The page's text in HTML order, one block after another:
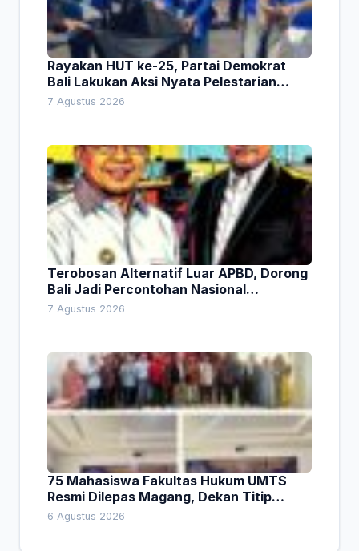
Rayakan HUT ke-25, Partai Demokrat
Bali Lakukan Aksi Nyata Pelestarian
Lingkungan
7 Agustus 2026
Terobosan Alternatif Luar APBD, Dorong
Bali Jadi Percontohan Nasional
Pembiayaan Daerah
7 Agustus 2026
75 Mahasiswa Fakultas Hukum UMTS
Resmi Dilepas Magang, Dekan Titip
Empat Pesan Penting
6 Agustus 2026